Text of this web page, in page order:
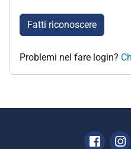
Fatti riconoscere
Problemi nel fare login?